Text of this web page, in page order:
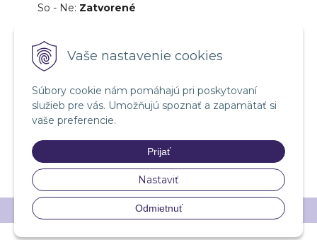
Vaše nastavenie cookies
Súbory cookie nám pomáhajú pri poskytovaní
služieb pre vás. Umožňujú spoznať a zapamätať si
vaše preferencie.
Prijať
Nastaviť
Odmietnuť
So - Ne: Zatvorené
© 2026 ML product